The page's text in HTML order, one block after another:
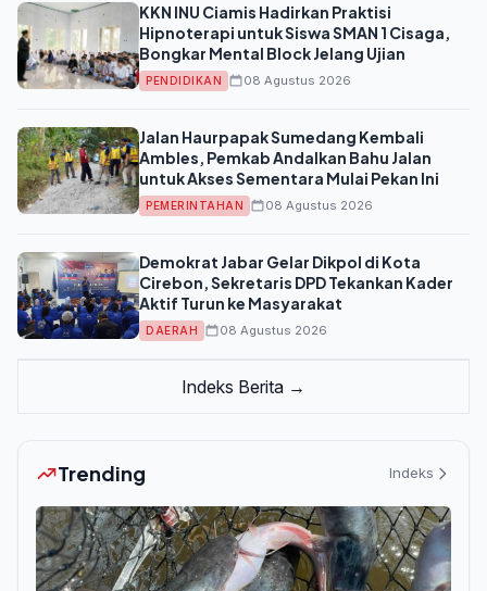
KKN INU Ciamis Hadirkan Praktisi
Hipnoterapi untuk Siswa SMAN 1 Cisaga,
Bongkar Mental Block Jelang Ujian
PENDIDIKAN 08 Agustus 2026
Jalan Haurpapak Sumedang Kembali
Ambles, Pemkab Andalkan Bahu Jalan
untuk Akses Sementara Mulai Pekan Ini
PEMERINTAHAN 08 Agustus 2026
Demokrat Jabar Gelar Dikpol di Kota
Cirebon, Sekretaris DPD Tekankan Kader
Aktif Turun ke Masyarakat
DAERAH 08 Agustus 2026
Indeks Berita →
Trending Indeks